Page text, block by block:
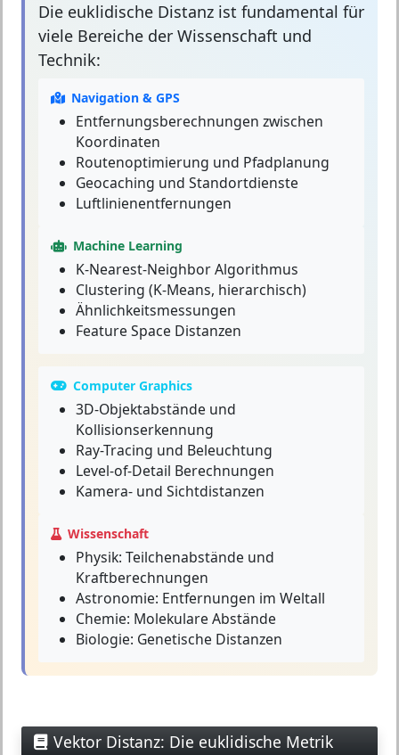
Die euklidische Distanz ist fundamental für
viele Bereiche der Wissenschaft und
Technik:
Navigation & GPS
Entfernungsberechnungen zwischen
Koordinaten
Routenoptimierung und Pfadplanung
Geocaching und Standortdienste
Luftlinienentfernungen
Machine Learning
K-Nearest-Neighbor Algorithmus
Clustering (K-Means, hierarchisch)
Ähnlichkeitsmessungen
Feature Space Distanzen
Computer Graphics
3D-Objektabstände und
Kollisionserkennung
Ray-Tracing und Beleuchtung
Level-of-Detail Berechnungen
Kamera- und Sichtdistanzen
Wissenschaft
Physik: Teilchenabstände und
Kraftberechnungen
Astronomie: Entfernungen im Weltall
Chemie: Molekulare Abstände
Biologie: Genetische Distanzen
Vektor Distanz: Die euklidische Metrik